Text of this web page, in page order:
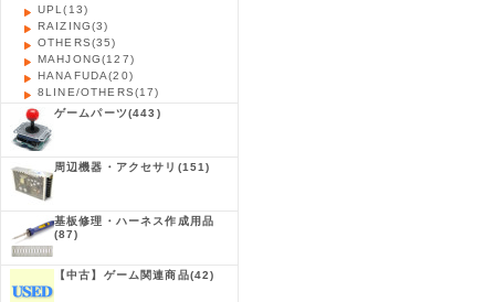
UPL(13)
RAIZING(3)
OTHERS(35)
MAHJONG(127)
HANAFUDA(20)
8LINE/OTHERS(17)
ゲームパーツ(443)
周辺機器・アクセサリ (151)
基板修理・ハーネス作成用品
(87)
【中古】ゲーム関連商品(42)